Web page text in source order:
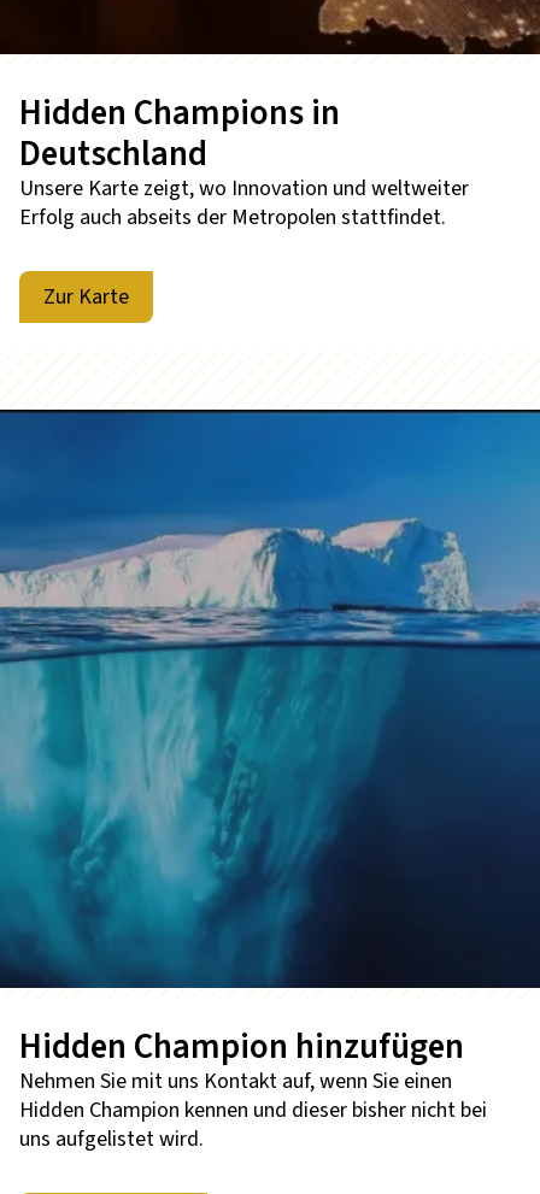
Hidden Champions in
Deutschland
Unsere Karte zeigt, wo Innovation und weltweiter
Erfolg auch abseits der Metropolen stattfindet.
Zur Karte
Hidden Champion hinzufügen
Nehmen Sie mit uns Kontakt auf, wenn Sie einen
Hidden Champion kennen und dieser bisher nicht bei
uns aufgelistet wird.